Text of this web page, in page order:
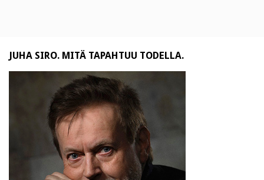
JUHA SIRO. MITÄ TAPAHTUU TODELLA.